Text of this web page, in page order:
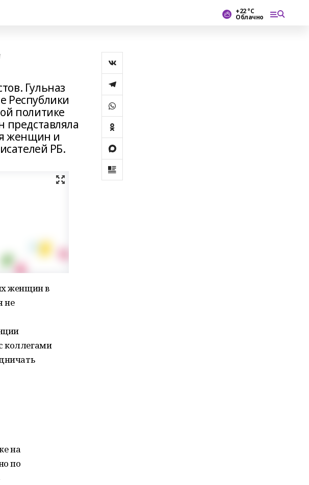
+22 °С
Облачно
Гульназ
Республики
политике
представляла
женщин и
РБ.
женщин в
не
коллегами
на
по